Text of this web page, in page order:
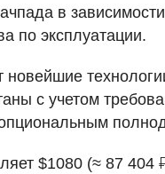
в
по эксплуатации.
с учетом
$1080 (≈ 87 404